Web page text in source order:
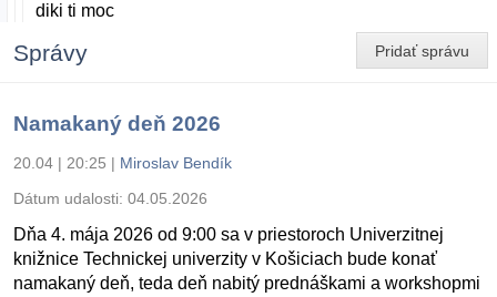
diki ti moc
Pridať správu
Správy
Namakaný deň 2026
20.04 | 20:25 | Miroslav Bendík
Dátum udalosti: 04.05.2026
Dňa 4. mája 2026 od 9:00 sa v priestoroch Univerzitnej
knižnice Technickej univerzity v Košiciach bude konať
namakaný deň, teda deň nabitý prednáškami a workshopmi